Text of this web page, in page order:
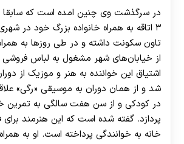
در سرگذشت وی چنین امده است که
۳ اتاقه به همراه خانواده‌ بزرگ خود در
تاون سکونت داشته و در طی روزها به
از خیابان‌های شهر مشغول به لباس
اشتیاق این خواننده به هنر و موزیک از
شد و از همان دوران به موسیقی «رگی»
در کودکی و از سن هفت سالگی به تمرین
پردازد. گفته شده است که این هنرمند برای